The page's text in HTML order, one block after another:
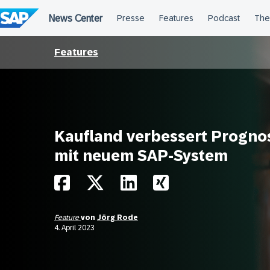
Features
Kaufland verbessert
mit neuem SAP-System
Featurevon Jörg Rode
4. April 2023